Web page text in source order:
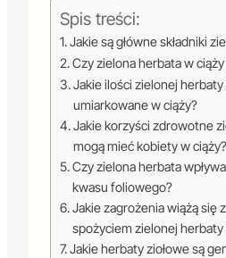
Spis treści:
Jakie są główne składniki
Czy zielona herbata w
Jakie ilości zielonej herbaty
umiarkowane w ciąży?
Jakie korzyści zdrowotne
mogą mieć kobiety w ciąży?
Czy zielona herbata
kwasu foliowego?
Jakie zagrożenia wiążą się
spożyciem zielonej herbaty
Jakie herbaty ziołowe są